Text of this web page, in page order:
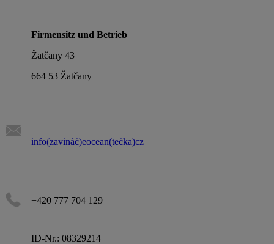
Firmensitz und Betrieb
Žatčany 43
664 53 Žatčany
info(zavináč)eocean(tečka)cz
+420 777 704 129
ID-Nr.: 08329214